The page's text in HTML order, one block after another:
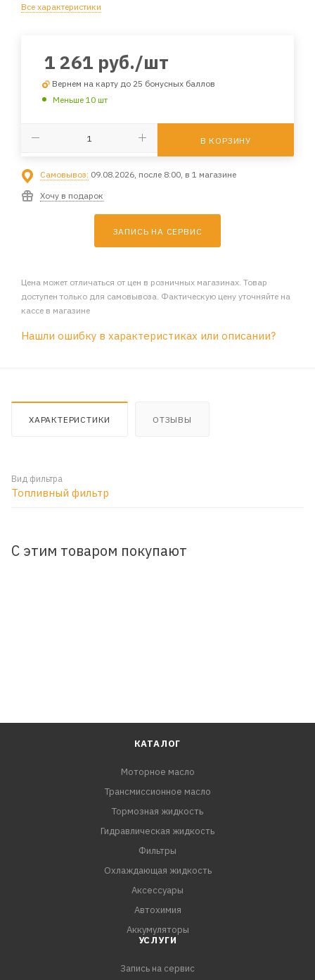
Все характеристики
1 261 руб./шт
Вернем на карту до 25 бонусных баллов
Меньше 10 шт
В КОРЗИНУ
Самовывоз: 09.08.2026, после 8:00, в 1 магазине
Хочу в подарок
ЗАПИСЬ НА СЕРВИС
Цена может отличаться от цен в розничных магазинах. Товар
доступен только для самовывоза. Фактическую цену уточняйте на
кассе в магазине
Нашли ошибку в характеристиках или описании?
ХАРАКТЕРИСТИКИ ОТЗЫВЫ
Вид фильтра
Топливный фильтр
С этим товаром покупают
КАТАЛОГ
Моторное масло
Трансмиссионное масло
Тормозная жидкость
Гидравлическая жидкость
Фильтры
Охлаждающая жидкость
Аксессуары
Автохимия
Аккумуляторы
УСЛУГИ
Запись на сервис